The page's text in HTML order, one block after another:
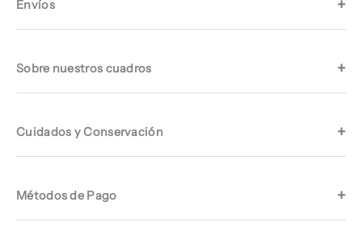
Envíos
Sobre nuestros cuadros
Cuidados y Conservación
Métodos de Pago